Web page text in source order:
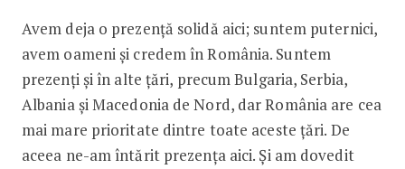
Avem deja o prezență solidă aici; suntem puternici,
avem oameni și credem în România. Suntem
prezenți și în alte țări, precum Bulgaria, Serbia,
Albania și Macedonia de Nord, dar România are cea
mai mare prioritate dintre toate aceste țări. De
aceea ne-am întărit prezența aici. Și am dovedit